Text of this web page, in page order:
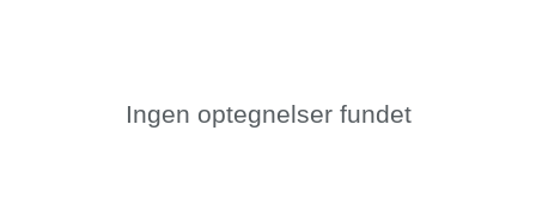
Ingen optegnelser fundet